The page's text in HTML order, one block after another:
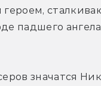
падшего
значатся